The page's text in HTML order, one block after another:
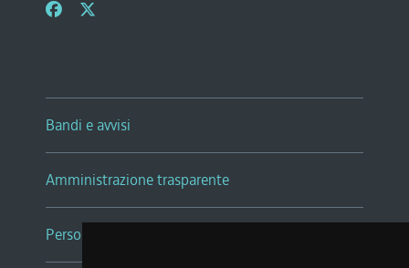
Bandi e avvisi
Amministrazione trasparente
Persone e Uffici